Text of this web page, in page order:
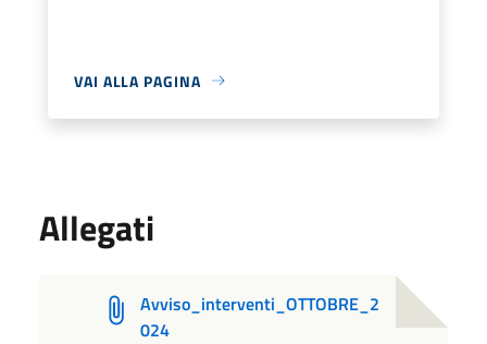
VAI ALLA PAGINA
Allegati
Avviso_interventi_OTTOBRE_2
024